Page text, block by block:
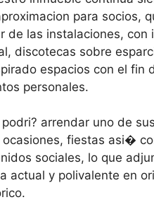
para socios,
de las instalaciones, con
discotecas sobre
espacios con el fin
personales.
arrendar uno de sus
ocasiones, fiestas asi�
sociales, lo que
actual y polivalente en